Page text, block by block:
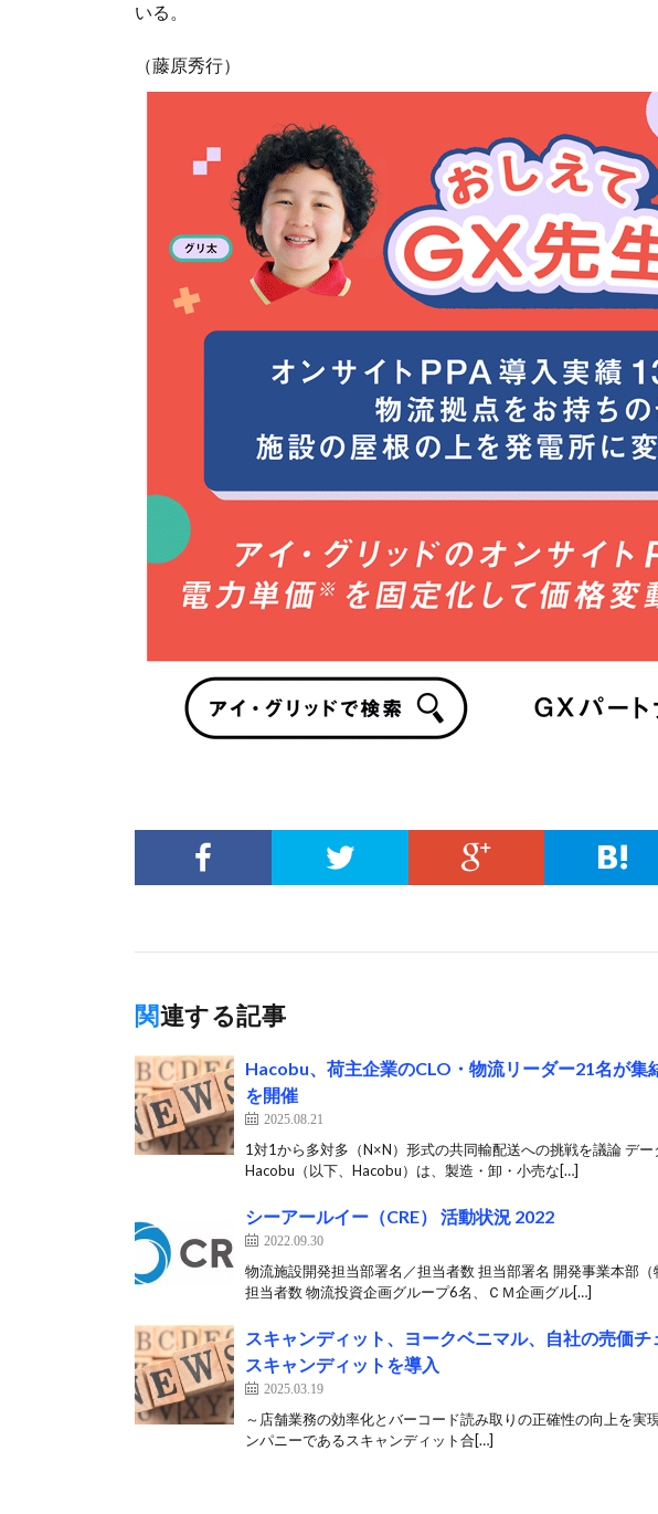
いる。
（藤原秀行）
関連する記事
Hacobu、荷主企業のCLO・物流リーダー21名が集
を開催
2025.08.21
1対1から多対多（N×N）形式の共同輸配送への挑戦を議論 デ
Hacobu（以下、Hacobu）は、製造・卸・小売な[…]
シーアールイー（CRE） 活動状況 2022
2022.09.30
物流施設開発担当部署名／担当者数 担当部署名 開発事業本部
担当者数 物流投資企画グループ6名、ＣＭ企画グル[…]
スキャンディット、ヨークベニマル、自社の売価
スキャンディットを導入
2025.03.19
～店舗業務の効率化とバーコード読み取りの正確性の向上を実
ンパニーであるスキャンディット合[…]